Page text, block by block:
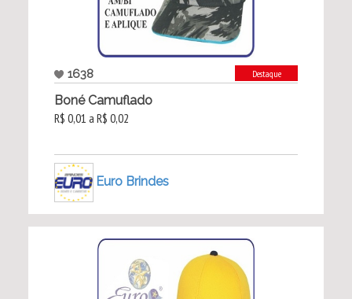
1638 Destaque
Boné Camuflado
R$ 0,01 a R$ 0,02
Euro Brindes